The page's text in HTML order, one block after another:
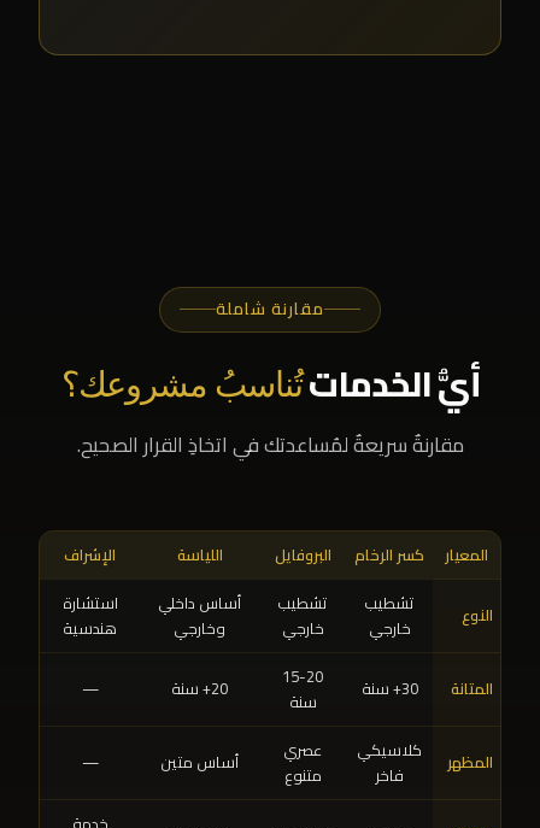
مقارنة شاملة
أيُّ الخدماتتُناسبُ مشروعك؟
مقارنةٌ سريعةٌ لمُساعدتك في اتخاذِ القرار الصحيح.
المعيار كسر الرخام البروفايل اللياسة الإشراف
النوع
تشطيب
خارجي
تشطيب
خارجي
أساس داخلي
وخارجي
استشارة
هندسية
المتانة 30+ سنة
15-20
سنة
20+ سنة —
المظهر
كلاسيكي
فاخر
عصري
متنوع
أساس متين —